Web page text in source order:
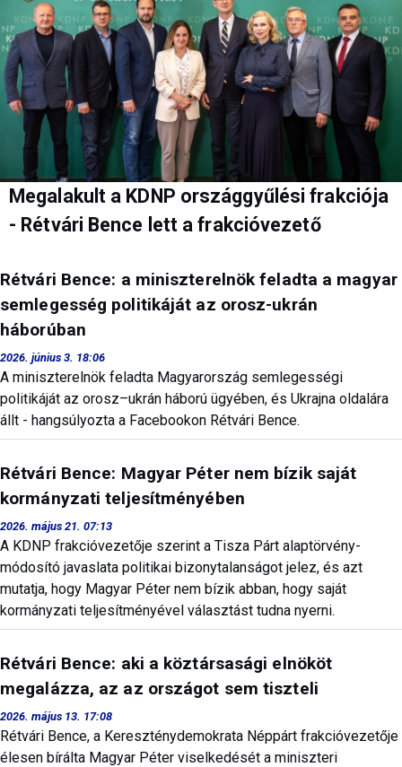
Megalakult a KDNP országgyűlési frakciója
- Rétvári Bence lett a frakcióvezető
Rétvári Bence: a miniszterelnök feladta a magyar
semlegesség politikáját az orosz-ukrán
háborúban
2026. június 3. 18:06
A miniszterelnök feladta Magyarország semlegességi
politikáját az orosz–ukrán háború ügyében, és Ukrajna oldalára
állt - hangsúlyozta a Facebookon Rétvári Bence.
Rétvári Bence: Magyar Péter nem bízik saját
kormányzati teljesítményében
2026. május 21. 07:13
A KDNP frakcióvezetője szerint a Tisza Párt alaptörvény-
módosító javaslata politikai bizonytalanságot jelez, és azt
mutatja, hogy Magyar Péter nem bízik abban, hogy saját
kormányzati teljesítményével választást tudna nyerni.
Rétvári Bence: aki a köztársasági elnököt
megalázza, az az országot sem tiszteli
2026. május 13. 17:08
Rétvári Bence, a Kereszténydemokrata Néppárt frakcióvezetője
élesen bírálta Magyar Péter viselkedését a miniszteri